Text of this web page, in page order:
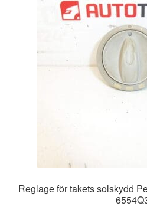
Reglage för takets solskydd